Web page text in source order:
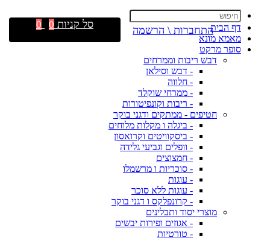
דף הבית
מאמא מונא
סופר מרקט
דבש ריבות וממרחים
- דבש וסילאן
- חלווה
- ממרחי שוקלד
- ריבות וקונפיטורות
חטיפים - ממתקים ודגני בוקר
- ביגלה ו מקלות מלוחים
- ביסקוויטים וקרואסון
- וופלים וגביעי גלידה
- חמצוצים
- סוכריות ו מרשמלו
- עוגות
- עוגות ללא סוכר
- קרונפלקס ו דגני בוקר
מוצרי יסוד ותבלינים
- אגוזים ופירות יבשים
- טורטיות
התחברות \ הרשמה סל קניות 0
0